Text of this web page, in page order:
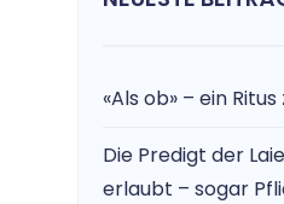
«Als ob» – ein
Die Predigt der
erlaubt – sogar